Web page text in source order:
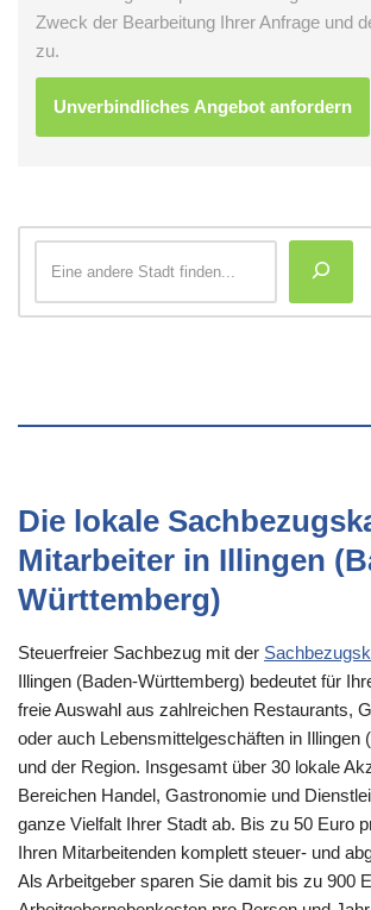
Zweck der Bearbeitung Ihrer Anfrage und
zu.
Die lokale
Mitarbeiter in Illingen
Württemberg)
Steuerfreier Sachbezug mit der
Illingen (Baden-Württemberg) bedeutet für
freie Auswahl aus zahlreichen Restaurants,
oder auch Lebensmittelgeschäften in Illingen
und der Region. Insgesamt über 30 lokale
Bereichen Handel, Gastronomie und
ganze Vielfalt Ihrer Stadt ab. Bis zu 50 Euro
Ihren Mitarbeitenden komplett steuer- und
Als Arbeitgeber sparen Sie damit bis zu 900